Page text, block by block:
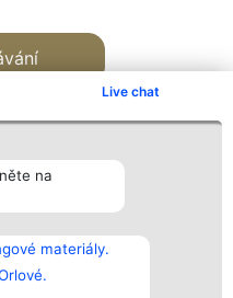
Live chat
na
materiály.
Kontakt